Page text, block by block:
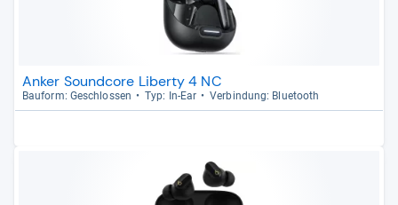
Anker Soundcore Liberty 4 NC
Bau­form: Geschlos­sen Typ: In-​Ear Ver­bin­dung: Blue­tooth